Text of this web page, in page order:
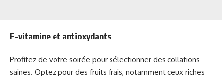
E-vitamine et antioxydants
Profitez de votre soirée pour sélectionner des collations
saines. Optez pour des fruits frais, notamment ceux riches